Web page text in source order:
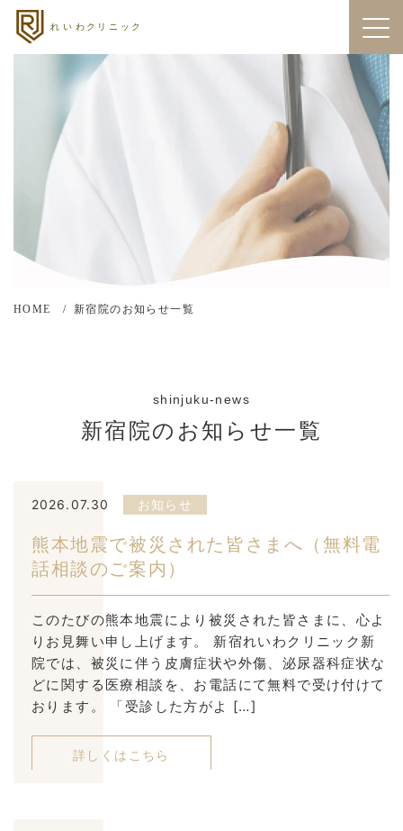
HOME 新宿院のお知らせ一覧
shinjuku-news
新宿院のお知らせ一覧
2026.07.30 お知らせ
熊本地震で被災された皆さまへ（無料電
話相談のご案内）
このたびの熊本地震により被災された皆さまに、心よ
りお見舞い申し上げます。 新宿れいわクリニック新
院では、被災に伴う皮膚症状や外傷、泌尿器科症状な
どに関する医療相談を、お電話にて無料で受け付けて
おります。 「受診した方がよ […]
詳しくはこちら